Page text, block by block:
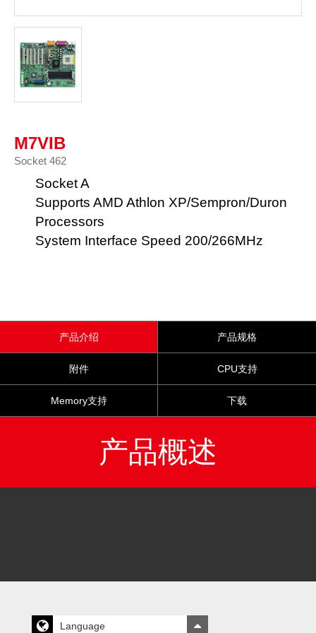
M7VIB
Socket 462
Socket A
Supports AMD Athlon XP/Sempron/Duron
Processors
System Interface Speed 200/266MHz
产品介绍 产品规格
附件 CPU支持
Memory支持 下载
产品概述
Language